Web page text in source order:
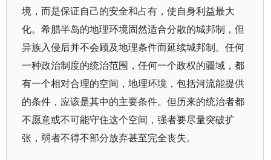
境，而是保证自己的安全和占有，使自身利益最大
化。希腊半岛的地理环境固然适合分散的城邦制，但
异族入侵后并不会顾及地理条件而延续城邦制。任何
一种政治制度的统治范围，任何一个政权的疆域，都
有一个相对合理的空间，地理环境，包括河流能提供
的条件，应该是其中的主要条件。但历来的统治者都
不愿意或不可能守住这个空间，强者要尽量突破扩
张，弱者不得不部分放弃甚至完全丧失。